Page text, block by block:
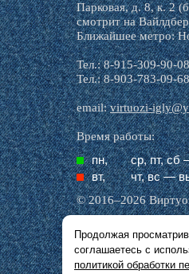
Парковая, д. 8, к. 2
смотрит на
Ближайшее метро:
Тел.: 8-915-309-90-08
Тел.: 8-903-783-09-68
email:virtuozi-
Время работы:
пн,
ср, пт, cб
вт,
чт, вс —
© 2016–2026
Все названия
описания,
и тексте,
Продолжая
соглашаетесь с
политикой обработки